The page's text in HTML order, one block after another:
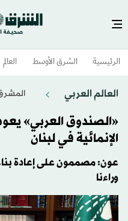
الرئيسية الشرق الأوسط​ العالم
العالم العربي
«الصندوق العربي»
الإنمائية في لبنان
عون: مصممون على إعادة
وراءنا